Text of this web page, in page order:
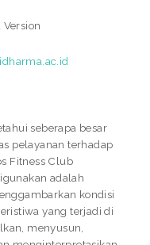
seberapa besar
pelayanan terhadap
Fitness Club
adalah
kondisi
yang terjadi di
menyusun,